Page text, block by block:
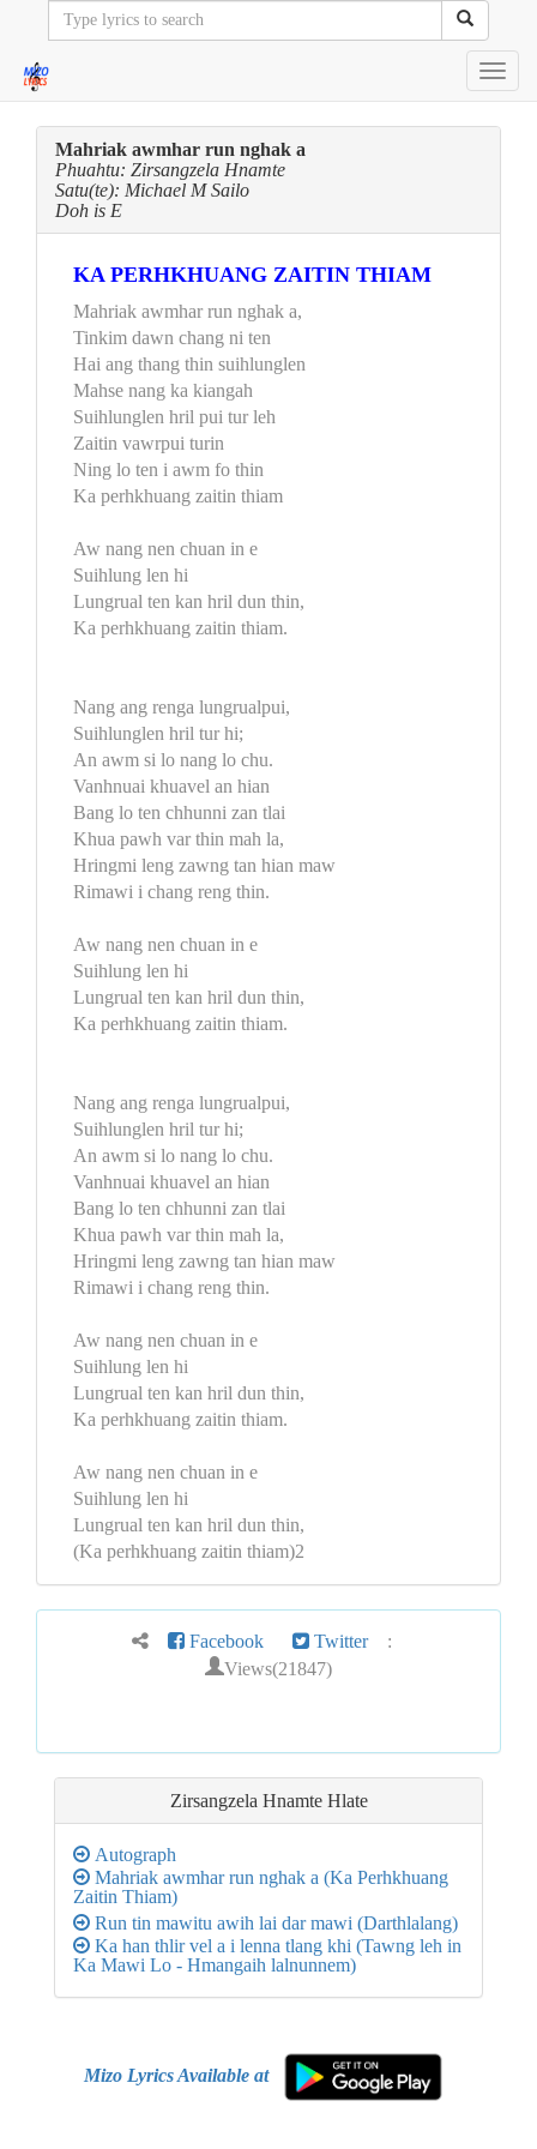
Mahriak awmhar run nghak a
Phuahtu: Zirsangzela Hnamte
Satu(te): Michael M Sailo
Doh is E
KA PERHKHUANG ZAITIN THIAM
Mahriak awmhar run nghak a,
Tinkim dawn chang ni ten
Hai ang thang thin suihlunglen
Mahse nang ka kiangah
Suihlunglen hril pui tur leh
Zaitin vawrpui turin
Ning lo ten i awm fo thin
Ka perhkhuang zaitin thiam
Aw nang nen chuan in e
Suihlung len hi
Lungrual ten kan hril dun thin,
Ka perhkhuang zaitin thiam.
Nang ang renga lungrualpui,
Suihlunglen hril tur hi;
An awm si lo nang lo chu.
Vanhnuai khuavel an hian
Bang lo ten chhunni zan tlai
Khua pawh var thin mah la,
Hringmi leng zawng tan hian maw
Rimawi i chang reng thin.
Aw nang nen chuan in e
Suihlung len hi
Lungrual ten kan hril dun thin,
Ka perhkhuang zaitin thiam.
Nang ang renga lungrualpui,
Suihlunglen hril tur hi;
An awm si lo nang lo chu.
Vanhnuai khuavel an hian
Bang lo ten chhunni zan tlai
Khua pawh var thin mah la,
Hringmi leng zawng tan hian maw
Rimawi i chang reng thin.
Aw nang nen chuan in e
Suihlung len hi
Lungrual ten kan hril dun thin,
Ka perhkhuang zaitin thiam.
Aw nang nen chuan in e
Suihlung len hi
Lungrual ten kan hril dun thin,
(Ka perhkhuang zaitin thiam)2
Facebook Twitter :
Views(21847)
Zirsangzela Hnamte Hlate
Autograph
Mahriak awmhar run nghak a (Ka Perhkhuang
Zaitin Thiam)
Run tin mawitu awih lai dar mawi (Darthlalang)
Ka han thlir vel a i lenna tlang khi (Tawng leh in
Ka Mawi Lo - Hmangaih lalnunnem)
Mizo Lyrics Available at